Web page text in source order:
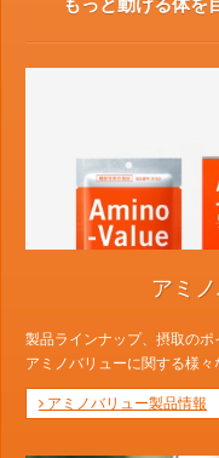
もっと動ける体を
アミ
製品ラインナップ、摂取の
アミノバリューに関する様々
アミノバリュー製品情報